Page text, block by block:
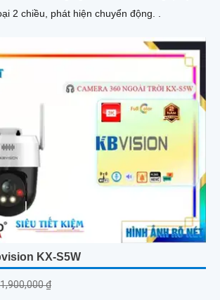
2 chiều, phát hiện chuyển động. .
KX-S5W
1,900,000 ₫